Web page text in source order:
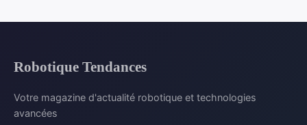
Robotique Tendances
Votre magazine d'actualité robotique et technologies
avancées